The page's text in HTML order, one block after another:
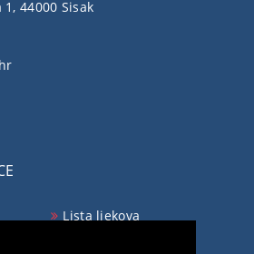
44000 Sisak
Lista ljekova